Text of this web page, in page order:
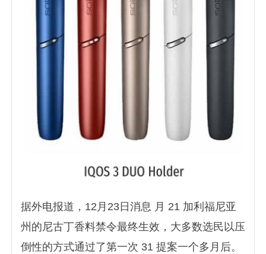
据外电报道，12月23日消息 月 21 加利福尼亚
州的尼古丁香料禁令最终生效，大多数选民以压
倒性的方式通过了第一次 31 提案一个多月后。